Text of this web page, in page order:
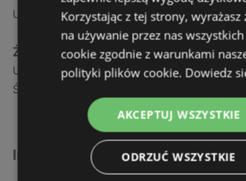
Ul. Armii Krajowej 12 / 1a, 72-600 Świnoujście
Żabka
Ul. Wybrzeże Wł. Iv 26/27 Lok. Lu, 72-600
Świnoujście
Inne sklepy Supermarkety w
Korzystając z tej strony, wyrażasz
na używanie przez nas
cookie zgodnie z warunkami
polityki plików cookie. Dowiedz
AKCEPTUJ WSZYSTKIE
ODRZUĆ WSZYSTKIE